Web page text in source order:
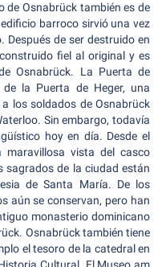
de Osnabrück también es de
barroco sirvió una vez
Después de ser destruido en
fiel al original y es
Osnabrück. La Puerta de
la Puerta de Heger, una
los soldados de Osnabrück
Sin embargo, todavía
hoy en día. Desde el
vista del casco
sagrados de la ciudad están
de Santa María. De los
aún se conservan, pero han
monasterio dominicano
Osnabrück también tiene
el tesoro de la catedral en